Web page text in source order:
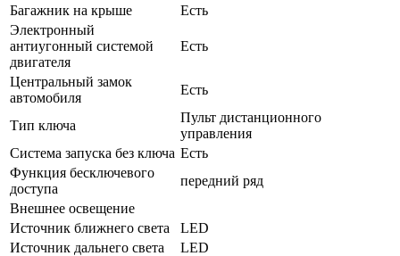
Багажник на крыше
Есть
Электронный
антиугонный системой
двигателя
Есть
Центральный замок
автомобиля
Есть
Тип ключа
Пульт дистанционного
управления
Система запуска без ключа Есть
Функция бесключевого
доступа
передний ряд
Внешнее освещение
Источник ближнего света
LED
Источник дальнего света
LED